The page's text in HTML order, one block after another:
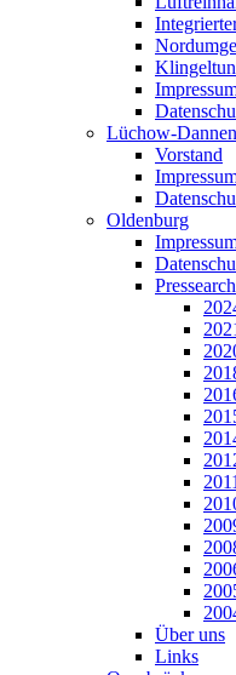
Lüchow-
Vorstand
Oldenburg
2011
Über uns
Links